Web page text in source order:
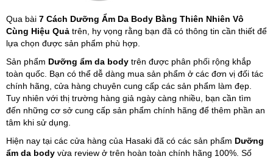
Qua bài 7 Cách Dưỡng Ẩm Da Body Bằng Thiên Nhiên Vô
Cùng Hiệu Quả trên, hy vọng rằng bạn đã có thông tin cần thiết để
lựa chọn được sản phẩm phù hợp.
Sản phẩm Dưỡng ẩm da body trên được phân phối rộng khắp
toàn quốc. Bạn có thể dễ dàng mua sản phẩm ở các đơn vị đối tác
chính hãng, cửa hàng chuyên cung cấp các sản phẩm làm đẹp.
Tuy nhiên với thị trường hàng giả ngày càng nhiều, bạn cần tìm
đến những cơ sở cung cấp sản phẩm chính hãng để thêm phần an
tâm khi sử dụng.
Hiện nay tại các cửa hàng của Hasaki đã có các sản phẩm Dưỡng
ẩm da body vừa review ở trên hoàn toàn chính hãng 100%. Số